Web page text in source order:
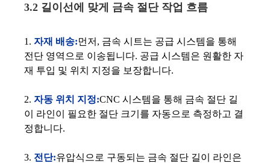
3.2 길이선에 맞게 금속 절단 작업 흐름
1. 자재 배송:먼저, 금속 시트는 공급 시스템을 통해
전단 영역으로 이송됩니다. 공급 시스템은 원활한 자
재 투입 및 위치 지정을 보장합니다.
2. 자동 위치 지정:CNC 시스템을 통해 금속 절단 길
이 라인이 필요한 절단 크기를 자동으로 측정하고 결
정합니다.
3. 전단:유압식으로 구동되는 금속 절단 길이 라인은